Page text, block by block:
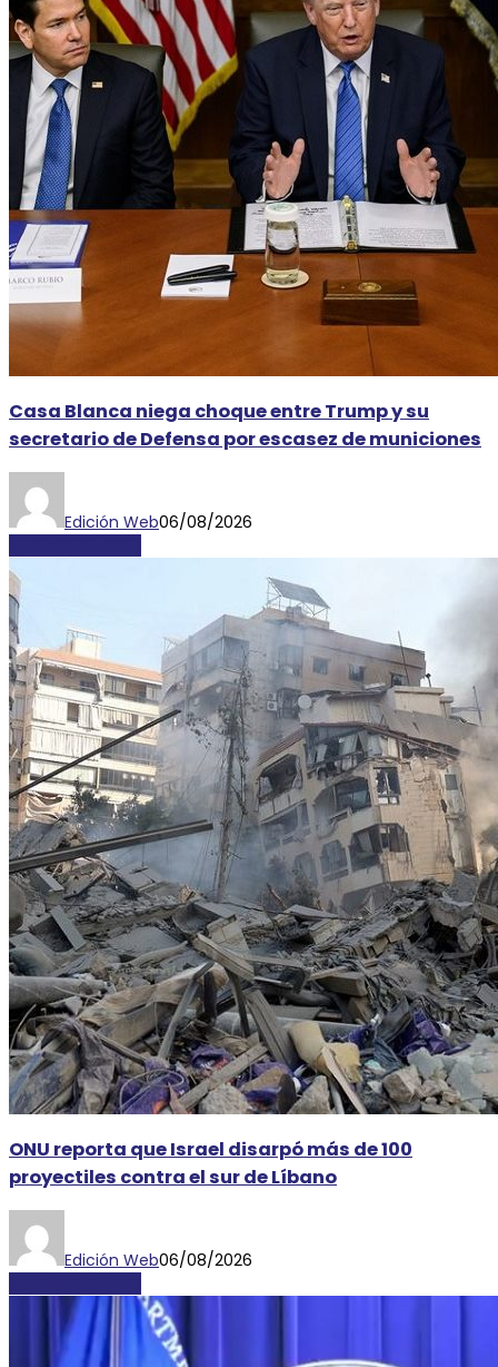
Casa Blanca niega choque entre Trump y su
secretario de Defensa por escasez de municiones
Edición Web06/08/2026
ONU reporta que Israel disarpó más de 100
proyectiles contra el sur de Líbano
Edición Web06/08/2026